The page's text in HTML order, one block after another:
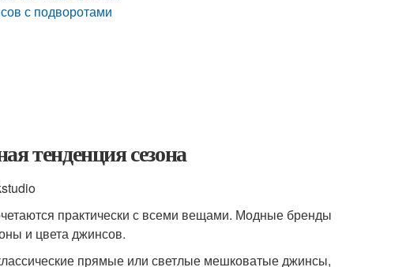
с подворотами
тенденция сезона
практически с всеми вещами. Модные бренды
и цвета джинсов.
прямые или светлые мешковатые джинсы,